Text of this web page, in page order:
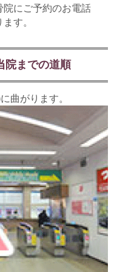
院にご予約のお電話
す。
院までの道順
曲がります。